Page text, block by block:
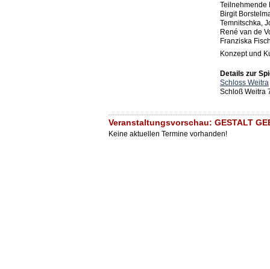
Teilnehmende
Birgit
Temnitschka,
René van de
Franziska
Konzept und
Details zur
Schloss Weitra
Schloß Weitra
Veranstaltungsvorschau: GESTALT
Keine aktuellen Termine vorhanden!